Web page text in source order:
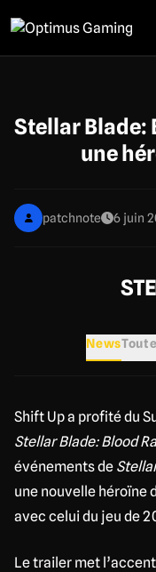
au
contenu
Stellar Blade:
une
patchnote 6 juin
News
Shift Up a profité du
Stellar Blade: Blood
événements de
une nouvelle héroïne
avec celui du jeu de
Le trailer met